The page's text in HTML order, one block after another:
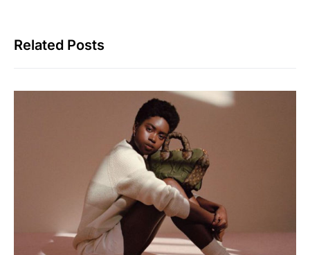
Related Posts